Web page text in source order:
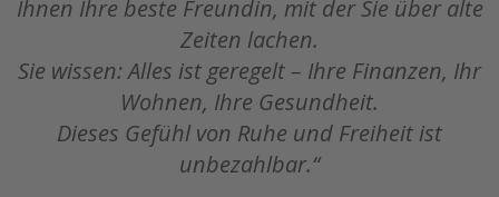
Ihnen Ihre beste Freundin, mit der Sie über alte
Zeiten lachen.
Sie wissen: Alles ist geregelt – Ihre Finanzen, Ihr
Wohnen, Ihre Gesundheit.
Dieses Gefühl von Ruhe und Freiheit ist
unbezahlbar.“